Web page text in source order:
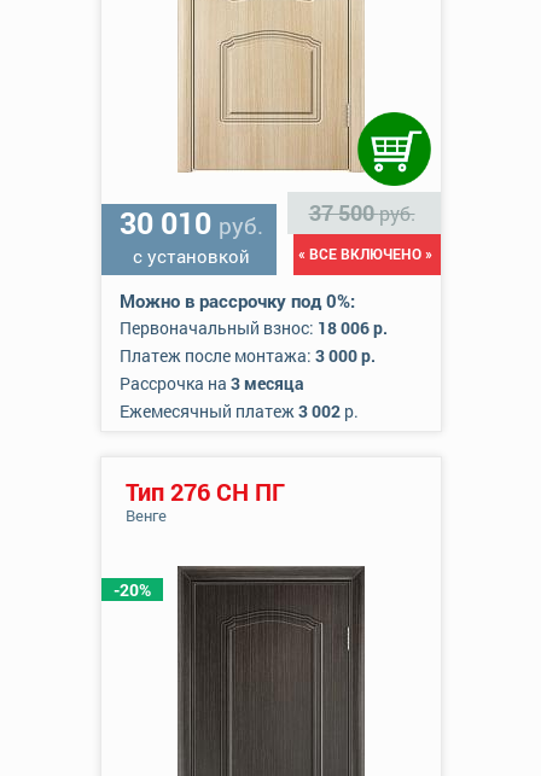
30 010 руб.
с установкой
37 500руб.
« ВСЕ ВКЛЮЧЕНО »
Можно в рассрочку под 0%:
Первоначальный взнос: 18 006 р.
Платеж после монтажа: 3 000 р.
Рассрочка на 3 месяца
Ежемесячный платеж3 002р.
-20%
Тип 276 СН ПГ
Венге